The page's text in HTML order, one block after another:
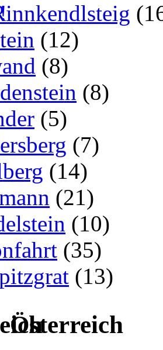
(12)
(8)
(8)
(5)
(7)
(14)
(21)
(10)
(35)
(13)
Österreich